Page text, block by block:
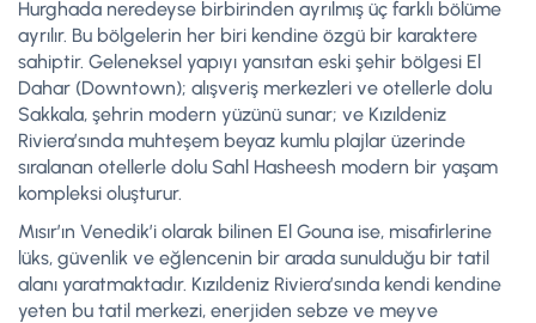
Hurghada neredeyse birbirinden ayrılmış üç farklı bölüme
ayrılır. Bu bölgelerin her biri kendine özgü bir karaktere
sahiptir. Geleneksel yapıyı yansıtan eski şehir bölgesi El
Dahar (Downtown); alışveriş merkezleri ve otellerle dolu
Sakkala, şehrin modern yüzünü sunar; ve Kızıldeniz
Riviera’sında muhteşem beyaz kumlu plajlar üzerinde
sıralanan otellerle dolu Sahl Hasheesh modern bir yaşam
kompleksi oluşturur.
Mısır’ın Venedik’i olarak bilinen El Gouna ise, misafirlerine
lüks, güvenlik ve eğlencenin bir arada sunulduğu bir tatil
alanı yaratmaktadır. Kızıldeniz Riviera’sında kendi kendine
yeten bu tatil merkezi, enerjiden sebze ve meyve